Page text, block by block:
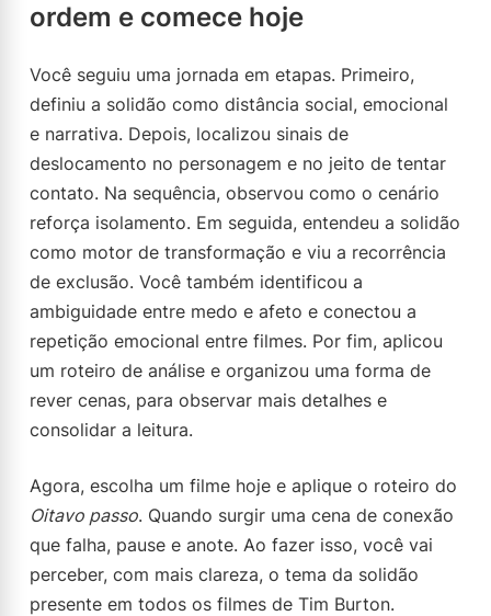
ordem e comece hoje
Você seguiu uma jornada em etapas. Primeiro,
definiu a solidão como distância social, emocional
e narrativa. Depois, localizou sinais de
deslocamento no personagem e no jeito de tentar
contato. Na sequência, observou como o cenário
reforça isolamento. Em seguida, entendeu a solidão
como motor de transformação e viu a recorrência
de exclusão. Você também identificou a
ambiguidade entre medo e afeto e conectou a
repetição emocional entre filmes. Por fim, aplicou
um roteiro de análise e organizou uma forma de
rever cenas, para observar mais detalhes e
consolidar a leitura.
Agora, escolha um filme hoje e aplique o roteiro do
Oitavo passo. Quando surgir uma cena de conexão
que falha, pause e anote. Ao fazer isso, você vai
perceber, com mais clareza, o tema da solidão
presente em todos os filmes de Tim Burton.